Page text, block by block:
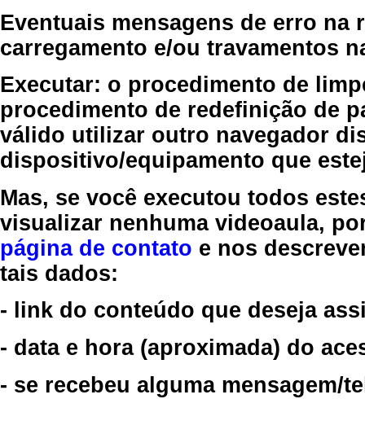
Eventuais mensagens de erro
carregamento e/ou travamentos
Executar: o procedimento de
procedimento de redefinição de
válido utilizar outro navegador
dispositivo/equipamento que
Mas, se você executou todos
visualizar nenhuma videoaula,
página de contato e nos
tais dados:
- link do conteúdo que deseja
- data e hora (aproximada) do
- se recebeu alguma mensagem/